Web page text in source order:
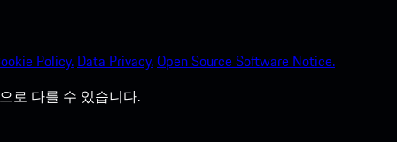
Policy. Data Privacy.Open Source Software Notice.
로 다를 수 있습니다.